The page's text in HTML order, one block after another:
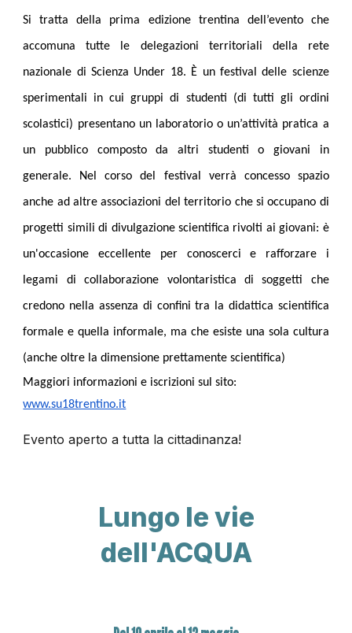
Si tratta della prima edizione trentina dell’evento che
accomuna tutte le delegazioni territoriali della rete
nazionale di Scienza Under 18. È un festival delle scienze
sperimentali in cui gruppi di studenti (di tutti gli ordini
scolastici) presentano un laboratorio o un’attività pratica a
un pubblico composto da altri studenti o giovani in
generale. Nel corso del festival verrà concesso spazio
anche ad altre associazioni del territorio che si occupano di
progetti simili di divulgazione scientifica rivolti ai giovani: è
un'occasione eccellente per conoscerci e rafforzare i
legami di collaborazione volontaristica di soggetti che
credono nella assenza di confini tra la didattica scientifica
formale e quella informale, ma che esiste una sola cultura
(anche oltre la dimensione prettamente scientifica)
Maggiori informazioni e iscrizioni sul sito:
www.su18trentino.it
Evento aperto a tutta la cittadinanza!
Lungo le vie
dell'ACQUA